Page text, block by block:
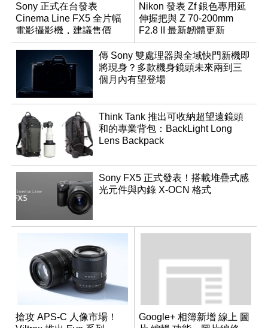
Sony 正式在台發表
Cinema Line FX5 全片幅
電影攝影機，建議售價
NT$144,980
Nikon 發表 Zf 銀色專用延
伸握把與 Z 70-200mm
F2.8 II 最新韌體更新
傳 Sony 雙處理器與全域快門新機即
將現身？多款機身鏡頭未來兩到三
個月內有望登場
Think Tank 推出可收納超望遠鏡頭
和的專業背包：BackLight Long
Lens Backpack
Sony FX5 正式發表！搭載堆疊式感
光元件與內錄 X-OCN 格式
搶攻 APS-C 人像市場！
Google+ 相簿新增 線上 圖